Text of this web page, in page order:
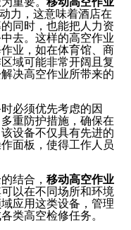
力，这意味着酒店在
同时，也能把人力资
去。这样的高空作业
业，如在体育馆、商
域可能非常开阔且复
决高空作业所带来的
必须优先考虑的因
重防护措施，确保在
设备不仅具有先进的
面板，使得工作人员
结合， 移动高空作业
以在不同场所和环境
应用这类设备，管理
类高空检修任务。